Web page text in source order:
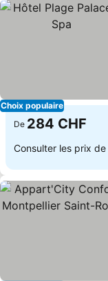
Choix populaire
De 284 CHF
Consulter les prix de